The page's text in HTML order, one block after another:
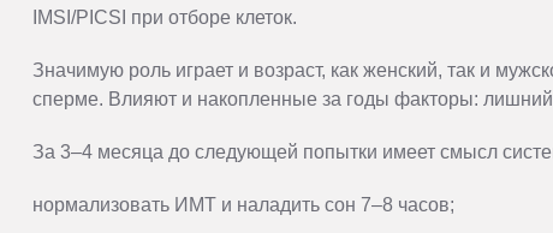
IMSI/PICSI при отборе клеток.
Значимую роль играет и возраст, как женский, так и
сперме. Влияют и накопленные за годы факторы:
За 3–4 месяца до следующей попытки имеет смысл
нормализовать ИМТ и наладить сон 7–8 часов;